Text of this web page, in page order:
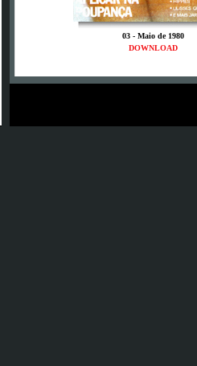
03 - Maio de 1980
DOWNLOAD